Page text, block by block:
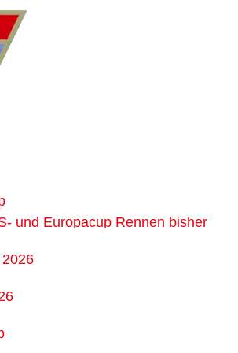
seit Gründung
und Europacup Rennen bisher